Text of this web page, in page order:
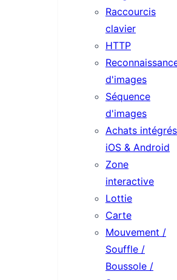
Raccourcis
clavier
HTTP
d'images
Séquence
d'images
Achats intégrés
iOS & Android
Zone
interactive
Lottie
Carte
Mouvement /
Souffle /
Boussole /